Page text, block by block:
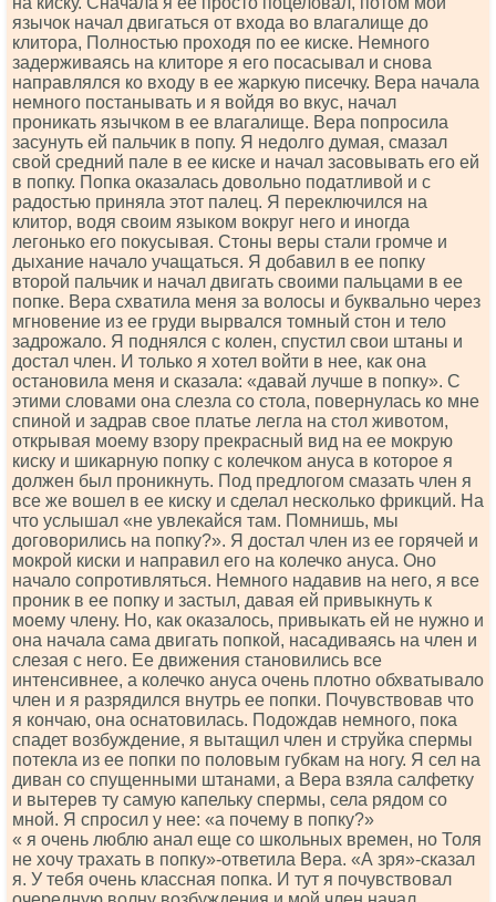
язычок начал двигаться от входа во влагалище до
клитора, Полностью проходя по ее киске. Немного
задерживаясь на клиторе я его посасывал и снова
направлялся ко входу в ее жаркую писечку. Вера начала
немного постанывать и я войдя во вкус, начал
проникать язычком в ее влагалище. Вера попросила
засунуть ей пальчик в попу. Я недолго думая, смазал
свой средний пале в ее киске и начал засовывать его ей
в попку. Попка оказалась довольно податливой и с
радостью приняла этот палец. Я переключился на
клитор, водя своим языком вокруг него и иногда
легонько его покусывая. Стоны веры стали громче и
дыхание начало учащаться. Я добавил в ее попку
второй пальчик и начал двигать своими пальцами в ее
попке. Вера схватила меня за волосы и буквально через
мгновение из ее груди вырвался томный стон и тело
задрожало. Я поднялся с колен, спустил свои штаны и
достал член. И только я хотел войти в нее, как она
остановила меня и сказала: «давай лучше в попку». С
этими словами она слезла со стола, повернулась ко мне
спиной и задрав свое платье легла на стол животом,
открывая моему взору прекрасный вид на ее мокрую
киску и шикарную попку с колечком ануса в которое я
должен был проникнуть. Под предлогом смазать член я
все же вошел в ее киску и сделал несколько фрикций. На
что услышал «не увлекайся там. Помнишь, мы
договорились на попку?». Я достал член из ее горячей и
мокрой киски и направил его на колечко ануса. Оно
начало сопротивляться. Немного надавив на него, я все
проник в ее попку и застыл, давая ей привыкнуть к
моему члену. Но, как оказалось, привыкать ей не нужно и
она начала сама двигать попкой, насадиваясь на член и
слезая с него. Ее движения становились все
интенсивнее, а колечко ануса очень плотно обхватывало
член и я разрядился внутрь ее попки. Почувствовав что
я кончаю, она оснатовилась. Подождав немного, пока
спадет возбуждение, я вытащил член и струйка спермы
потекла из ее попки по половым губкам на ногу. Я сел на
диван со спущенными штанами, а Вера взяла салфетку
и вытерев ту самую капельку спермы, села рядом со
мной. Я спросил у нее: «а почему в попку?»
« я очень люблю анал еще со школьных времен, но Толя
не хочу трахать в попку»-ответила Вера. «А зря»-сказал
я. У тебя очень классная попка. И тут я почувствовал